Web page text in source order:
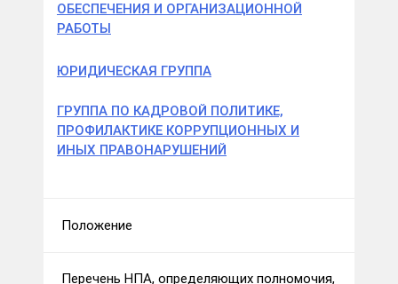
ОБЕСПЕЧЕНИЯ И ОРГАНИЗАЦИОННОЙ
РАБОТЫ
ЮРИДИЧЕСКАЯ ГРУППА
ГРУППА ПО КАДРОВОЙ ПОЛИТИКЕ,
ПРОФИЛАКТИКЕ КОРРУПЦИОННЫХ И
ИНЫХ ПРАВОНАРУШЕНИЙ
Положение
Перечень НПА, определяющих полномочия,